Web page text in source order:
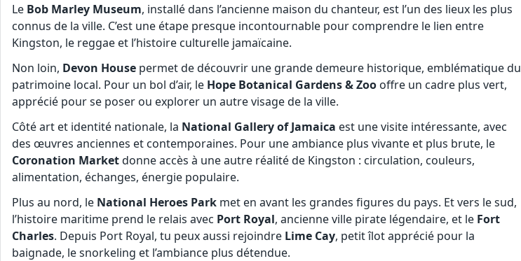
Le Bob Marley Museum, installé dans l’ancienne maison du chanteur, est l’un des lieux les plus
connus de la ville. C’est une étape presque incontournable pour comprendre le lien entre
Kingston, le reggae et l’histoire culturelle jamaïcaine.
Non loin, Devon House permet de découvrir une grande demeure historique, emblématique du
patrimoine local. Pour un bol d’air, le Hope Botanical Gardens & Zoo offre un cadre plus vert,
apprécié pour se poser ou explorer un autre visage de la ville.
Côté art et identité nationale, la National Gallery of Jamaica est une visite intéressante, avec
des œuvres anciennes et contemporaines. Pour une ambiance plus vivante et plus brute, le
Coronation Marketdonne accès à une autre réalité de Kingston : circulation, couleurs,
alimentation, échanges, énergie populaire.
Plus au nord, le National Heroes Park met en avant les grandes figures du pays. Et vers le sud,
l’histoire maritime prend le relais avec Port Royal, ancienne ville pirate légendaire, et le Fort
Charles. Depuis Port Royal, tu peux aussi rejoindre Lime Cay, petit îlot apprécié pour la
baignade, le snorkeling et l’ambiance plus détendue.